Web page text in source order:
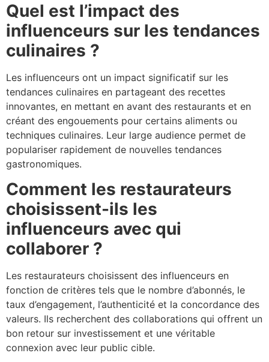
Quel est l’impact des
influenceurs sur les tendances
culinaires ?
Les influenceurs ont un impact significatif sur les
tendances culinaires en partageant des recettes
innovantes, en mettant en avant des restaurants et en
créant des engouements pour certains aliments ou
techniques culinaires. Leur large audience permet de
populariser rapidement de nouvelles tendances
gastronomiques.
Comment les restaurateurs
choisissent-ils les
influenceurs avec qui
collaborer ?
Les restaurateurs choisissent des influenceurs en
fonction de critères tels que le nombre d’abonnés, le
taux d’engagement, l’authenticité et la concordance des
valeurs. Ils recherchent des collaborations qui offrent un
bon retour sur investissement et une véritable
connexion avec leur public cible.